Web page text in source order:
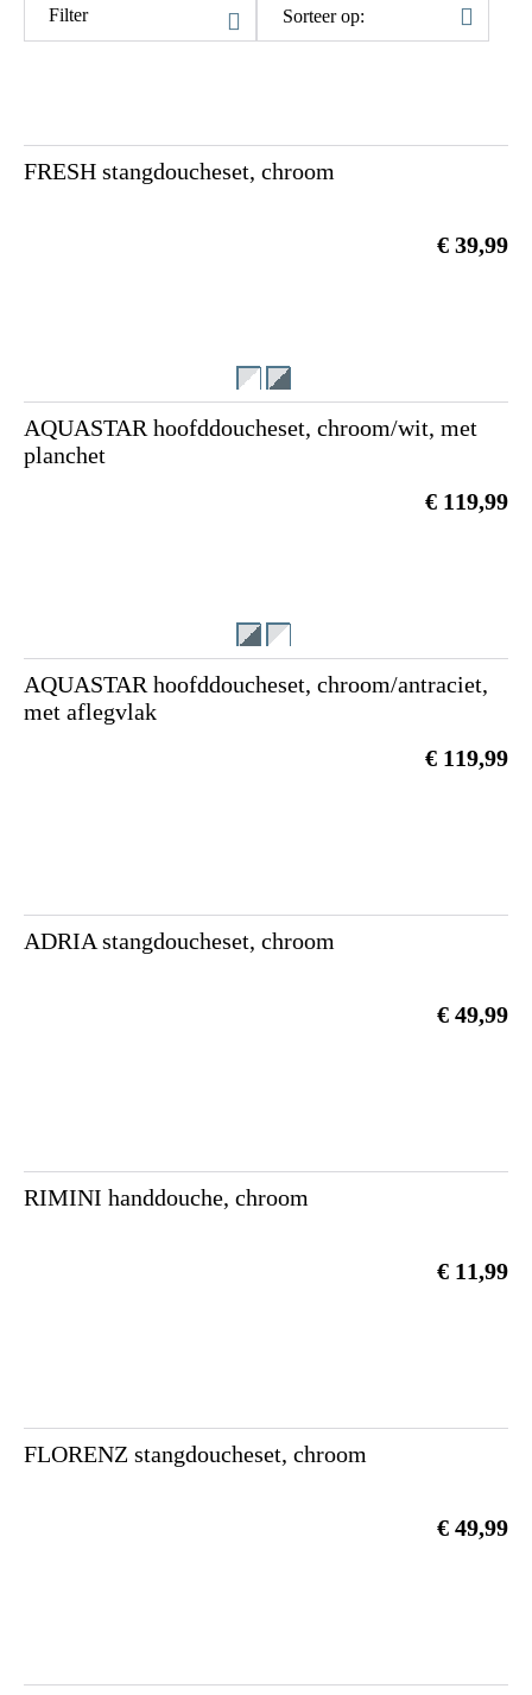
Filter
Prijs Sorteer op:
FRESH stangdoucheset, chroom
€ 39,99
AQUASTAR hoofddoucheset, chroom/wit, met
planchet
€ 119,99
AQUASTAR hoofddoucheset, chroom/antraciet,
met aflegvlak
€ 119,99
ADRIA stangdoucheset, chroom
€ 49,99
RIMINI handdouche, chroom
€ 11,99
FLORENZ stangdoucheset, chroom
€ 49,99